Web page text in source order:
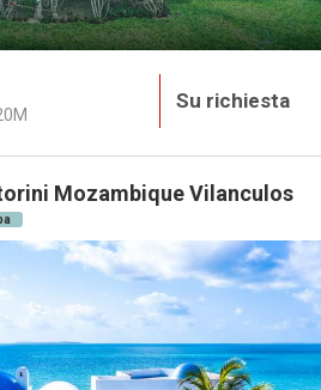
Su richiesta
Mozambique Vilanculos